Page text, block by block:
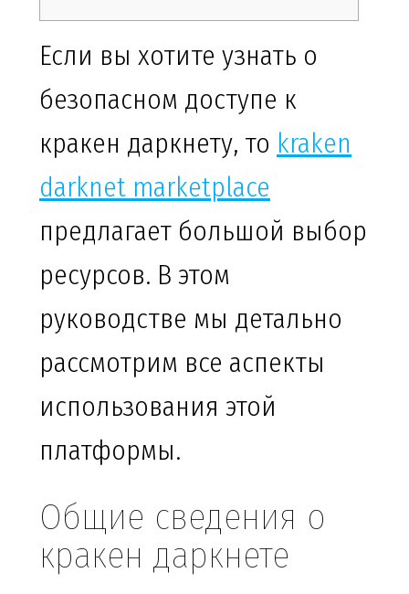
Если вы хотите узнать о
безопасном доступе к
кракен даркнету, то kraken
darknet marketplace
предлагает большой выбор
ресурсов. В этом
руководстве мы детально
рассмотрим все аспекты
использования этой
платформы.
Общие сведения о
кракен даркнете